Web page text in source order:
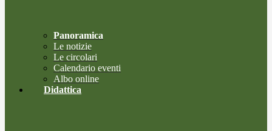
Panoramica
Le notizie
Le circolari
Calendario eventi
Albo online
Didattica